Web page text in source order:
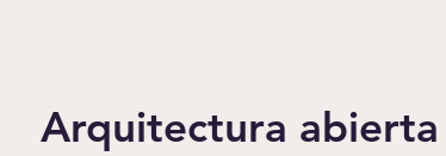
Arquitectura abierta